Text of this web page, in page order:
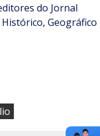
do Jornal
Geográfico